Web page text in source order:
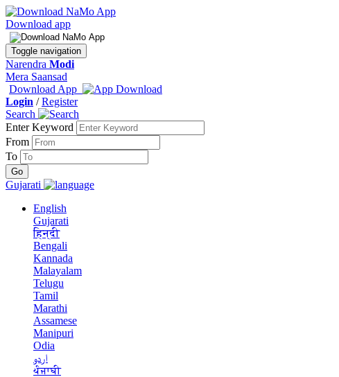
Download app
Toggle navigation
Narendra Modi
Mera Saansad
Download App
Login /Register
Search
Enter Keyword
From
To
Gujarati
English
Gujarati
हिन्दी
Bengali
Kannada
Malayalam
Telugu
Tamil
Marathi
Assamese
Manipuri
Odia
اردو
ਪੰਜਾਬੀ